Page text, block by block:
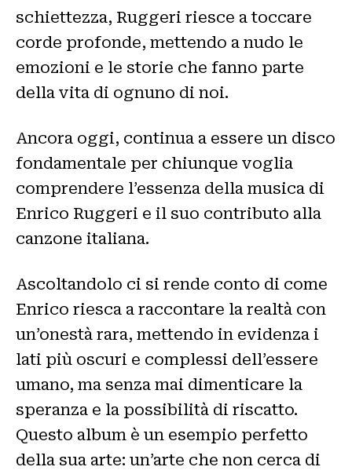
schiettezza, Ruggeri riesce a toccare
corde profonde, mettendo a nudo le
emozioni e le storie che fanno parte
della vita di ognuno di noi.
Ancora oggi, continua a essere un disco
fondamentale per chiunque voglia
comprendere l’essenza della musica di
Enrico Ruggeri e il suo contributo alla
canzone italiana.
Ascoltandolo ci si rende conto di come
Enrico riesca a raccontare la realtà con
un’onestà rara, mettendo in evidenza i
lati più oscuri e complessi dell’essere
umano, ma senza mai dimenticare la
speranza e la possibilità di riscatto.
Questo album è un esempio perfetto
della sua arte: un’arte che non cerca di